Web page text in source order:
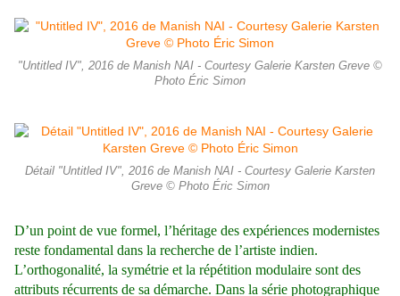
"Untitled IV", 2016 de Manish NAI - Courtesy Galerie Karsten Greve ©
Photo Éric Simon
Détail "Untitled IV", 2016 de Manish NAI - Courtesy Galerie Karsten
Greve © Photo Éric Simon
D’un point de vue formel, l’héritage des expériences modernistes
reste fondamental dans la recherche de l’artiste indien.
L’orthogonalité, la symétrie et la répétition modulaire sont des
attributs récurrents de sa démarche. Dans la série photographique